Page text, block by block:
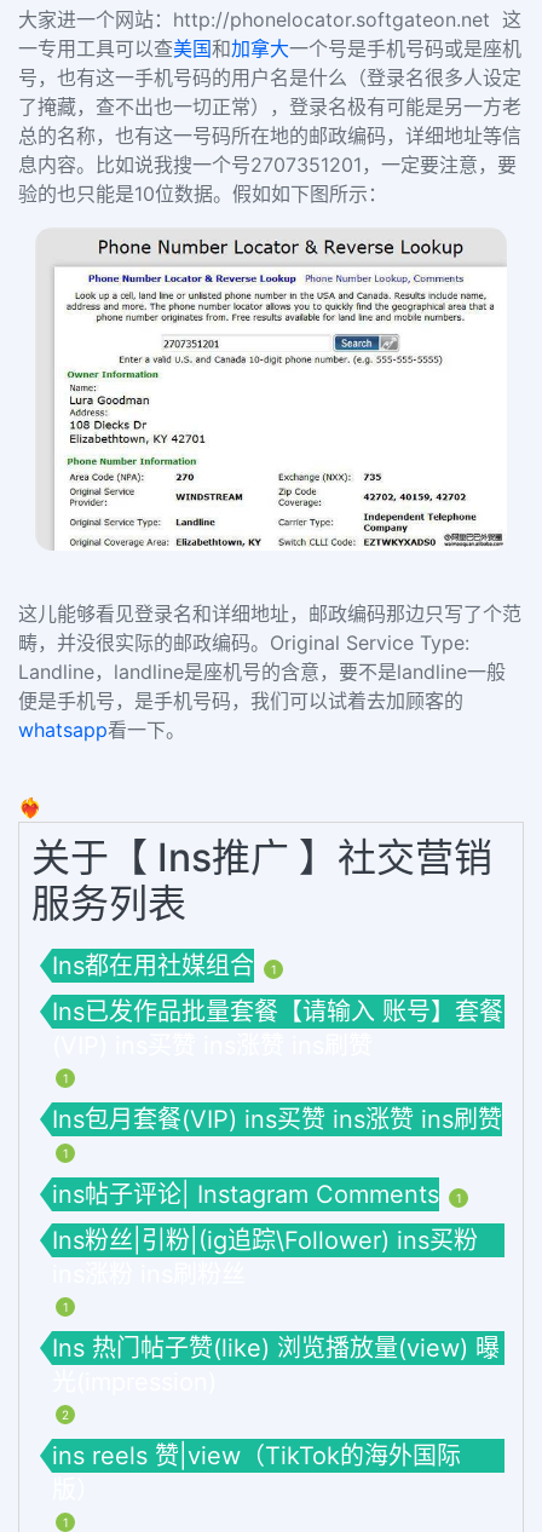
大家进一个网站： http://phonelocator.softgateon.net 这
一专用工具可以查美国和加拿大一个号是手机号码或是座机
号，也有这一手机号码的用户名是什么（登录名很多人设定
了掩藏，查不出也一切正常），登录名极有可能是另一方老
总的名称，也有这一号码所在地的邮政编码，详细地址等信
息内容。比如说我搜一个号2707351201 ，一定要注意，要
验的也只能是10位数据。假如如下图所示：
这儿能够看见登录名和详细地址，邮政编码那边只写了个范
畴，并没很实际的邮政编码。 Original Service Type:
Landline， landline是座机号的含意，要不是landline一般
便是手机号，是手机号码，我们可以试着去加顾客的
whatsapp看一下。
❤️‍🔥
关于【 Ins推广 】社交营销
服务列表
Ins都在用社媒组合 1
Ins已发作品批量套餐【请输入 账号】套餐
1
Ins包月套餐(VIP) ins买赞 ins涨赞 ins刷赞
1
ins帖子评论| Instagram Comments 1
Ins粉丝|引粉|(ig追踪\Follower) ins买粉
1
Ins 热门帖子赞(like) 浏览播放量(view) 曝
2
ins reels 赞|view（TikTok的海外国际
1